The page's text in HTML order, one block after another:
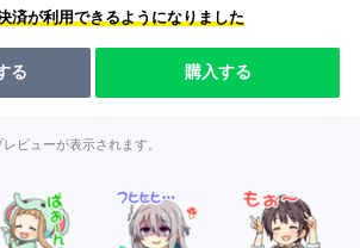
済が利用できるようになりました
る 購入する
ビューが表示されます。